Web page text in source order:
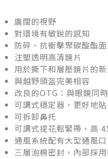
廣闊的視野
對環境有敏銳的感知
防碎、抗衝擊聚碳酸酯
注塑透明高清鏡片
用於撕下和層壓鏡片的
與越野頭盔完美相容
改良的OTG：與眼鏡同
可調式穩定器，更好地
可拆卸鼻托
可調式提花鬆緊帶，高
通風系統配有大型通風
三層泡棉密封，內部採